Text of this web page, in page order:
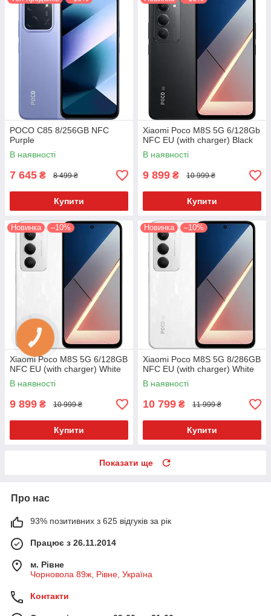
POCO C85 8/256GB NFC
Purple
В наявності
7 645 ₴ 8 499 ₴
Купити
Xiaomi Poco M8S 5G 6/128Gb
NFC EU (with charger) Black
В наявності
9 899 ₴ 10 999 ₴
Купити
Новинка –10%
Xiaomi Poco M8S 5G 6/128GB
NFC EU (with charger) White
В наявності
9 899 ₴ 10 999 ₴
Купити
Новинка –10%
Xiaomi Poco M8S 5G 8/286GB
NFC EU (with charger) White
В наявності
10 799 ₴ 11 999 ₴
Купити
Показати ще
Про нас
93% позитивних з 625 відгуків за рік
Працює з 26.11.2014
м. Рівне
Чорновола 89ж, Рівне, Україна
Контакти